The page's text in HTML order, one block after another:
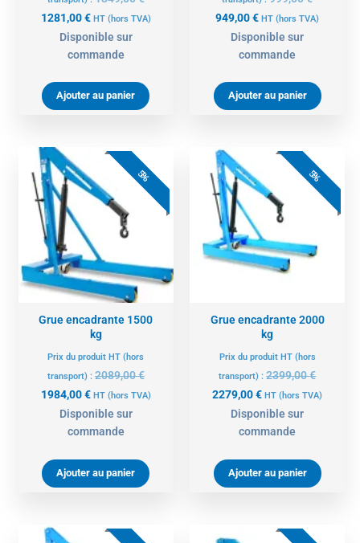
1281,00€ HT (hors TVA)
Disponible sur
commande
Ajouter au panier
949,00€ HT (hors TVA)
Disponible sur
commande
Ajouter au panier
5%
Grue encadrante 1500
kg
Prix du produit HT (hors
transport) : 2089,00€
prix
initial
était :
1984,00€
prix
actuel
est :
1984,00 €.
HT (hors TVA)
Disponible sur
commande
Ajouter au panier
5%
Grue encadrante 2000
kg
Prix du produit HT (hors
transport) :2399,00€
prix
initial
était :
2279,00€
actuel
est :
2279,00 €.
HT (hors TVA)
Disponible sur
commande
Ajouter au panier